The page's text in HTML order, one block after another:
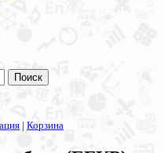
| Корзина